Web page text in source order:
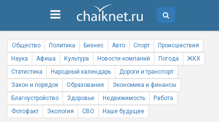
Общество Политика Бизнес Авто Спорт
Происшествия
Наука
Афиша Культура Новости компаний Погода
ЖКХ
Статистика
Народный календарь
Дороги и транспорт
Закон и порядок
Образование
Экономика и финансы
Благоустройство
Здоровье Недвижимость
Работа
Фотофакт
Экология СВО Наше будущее